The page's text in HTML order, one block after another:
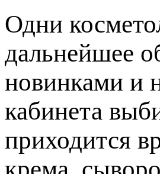
Одни
дальнейшее
новинками и
кабинета
приходится